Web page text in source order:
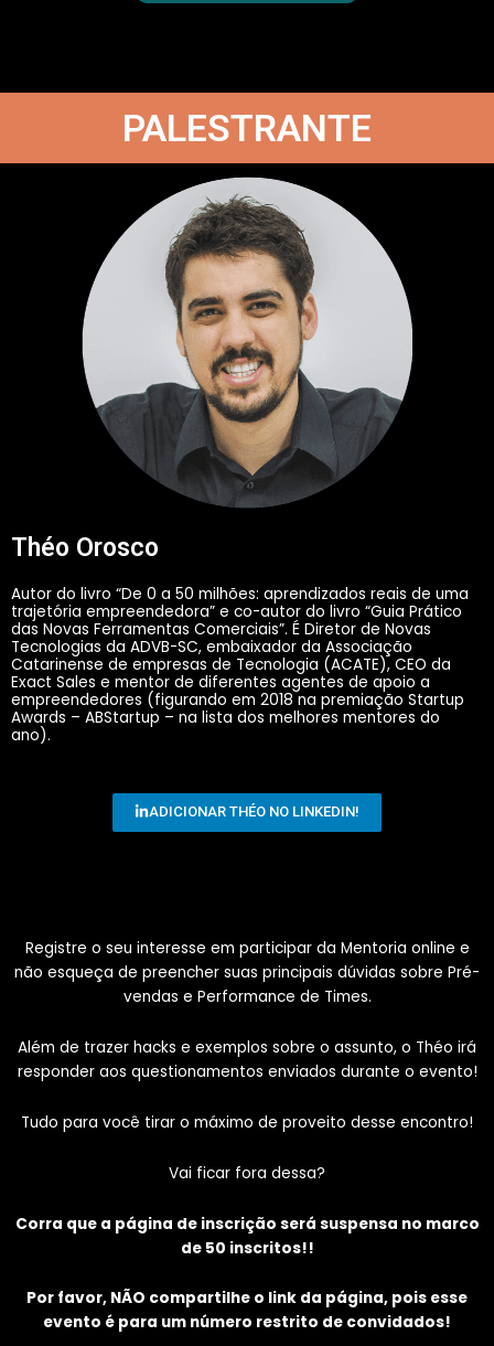
PALESTRANTE
Théo Orosco
Autor do livro “De 0 a 50 milhões: aprendizados reais de uma
trajetória empreendedora” e co-autor do livro “Guia Prático
das Novas Ferramentas Comerciais”. É Diretor de Novas
Tecnologias da ADVB-SC, embaixador da Associação
Catarinense de empresas de Tecnologia (ACATE), CEO da
Exact Sales e mentor de diferentes agentes de apoio a
empreendedores (figurando em 2018 na premiação Startup
Awards – ABStartup – na lista dos melhores mentores do
ano).
ADICIONAR THÉO NO LINKEDIN!
Registre o seu interesse em participar da Mentoria online e
não esqueça de preencher suas principais dúvidas sobre Pré-
vendas e Performance de Times.
Além de trazer hacks e exemplos sobre o assunto, o Théo irá
responder aos questionamentos enviados durante o evento!
Tudo para você tirar o máximo de proveito desse encontro!
Vai ficar fora dessa?
Corra que a página de inscrição será suspensa no marco
de 50 inscritos!!
Por favor, NÃO compartilhe o link da página, pois esse
evento é para um número restrito de convidados!